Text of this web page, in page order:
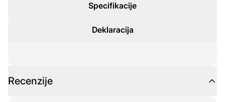
Specifikacije
Deklaracija
Recenzije